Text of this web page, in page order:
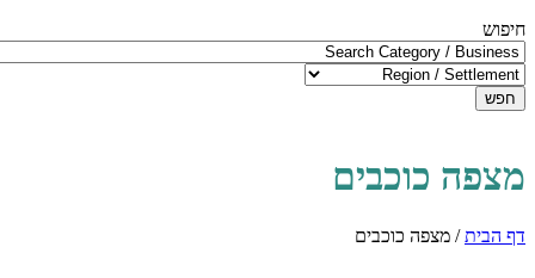
חיפוש
חפש
מצפה כוכבים
דף הבית/ מצפה כוכבים